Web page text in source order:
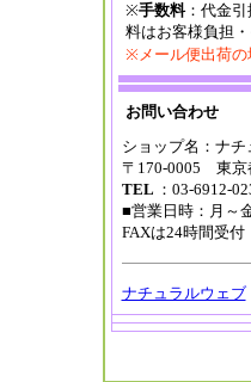
※手数料：代金引
料はお客様負担
※メール便出荷の
お問い合わせ
ショップ名：ナ
〒170-0005 東京
TEL ：03-6912-
■営業日時：月～
FAXは24時間受付
ナチュラルウェブ